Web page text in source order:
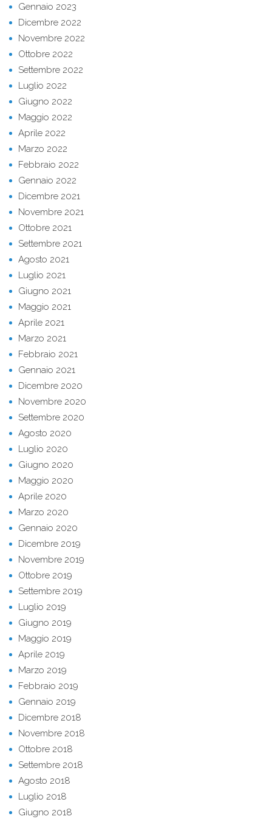
Gennaio 2023
Dicembre 2022
Novembre 2022
Ottobre 2022
Settembre 2022
Luglio 2022
Giugno 2022
Maggio 2022
Aprile 2022
Marzo 2022
Febbraio 2022
Gennaio 2022
Dicembre 2021
Novembre 2021
Ottobre 2021
Settembre 2021
Agosto 2021
Luglio 2021
Giugno 2021
Maggio 2021
Aprile 2021
Marzo 2021
Febbraio 2021
Gennaio 2021
Dicembre 2020
Novembre 2020
Settembre 2020
Agosto 2020
Luglio 2020
Giugno 2020
Maggio 2020
Aprile 2020
Marzo 2020
Gennaio 2020
Dicembre 2019
Novembre 2019
Ottobre 2019
Settembre 2019
Luglio 2019
Giugno 2019
Maggio 2019
Aprile 2019
Marzo 2019
Febbraio 2019
Gennaio 2019
Dicembre 2018
Novembre 2018
Ottobre 2018
Settembre 2018
Agosto 2018
Luglio 2018
Giugno 2018